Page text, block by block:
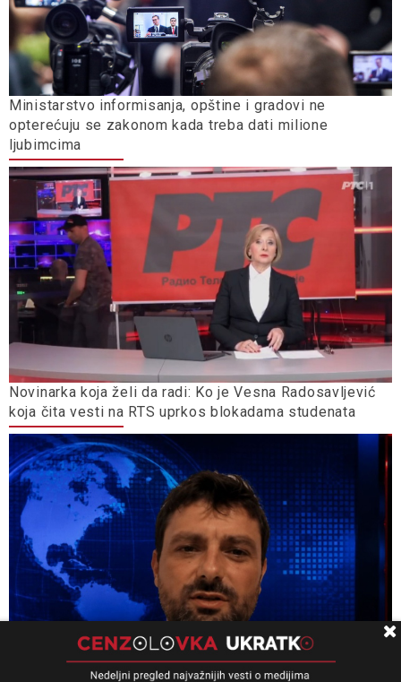
Ministarstvo informisanja, opštine i gradovi ne
opterećuju se zakonom kada treba dati milione
ljubimcima
Novinarka koja želi da radi: Ko je Vesna Radosavljević
koja čita vesti na RTS uprkos blokadama studenata